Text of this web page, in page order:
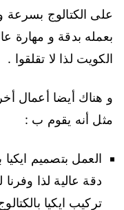
على الكتالوج بسرعة
بعمله بدقة و مهارة
الكويت لذا لا تقلقوا .
و هناك أيضا أعمال
مثل أنه يقوم ب :
العمل بتصميم
دقة عالية لذا
تركيب ايكيا